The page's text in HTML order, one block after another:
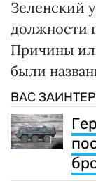
Зеленский
должности
Причины
были
ВАС